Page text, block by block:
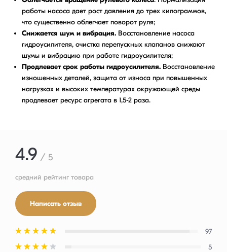
работы насоса дает рост давления до трех килограммов,
что существенно облегчает поворот руля;
Снижается шум и вибрация. Восстановление насоса
гидроусилителя, очистка перепускных клапанов снижают
шумы и вибрацию при работе гидроусилителя;
Продлевает срок работы гидроусилителя. Восстановление
изношенных деталей, защита от износа при повышенных
нагрузках и высоких температурах окружающей среды
продлевает ресурс агрегата в 1,5-2 раза.
4.9 / 5
средний рейтинг товара
Написать отзыв
97
5